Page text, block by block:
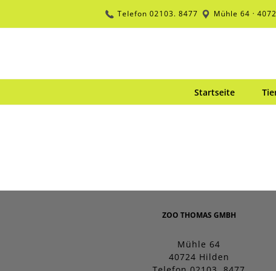
springen
Telefon 02103. 8477 Mühle 64 ·
Startseite
ZOO THOMAS GMBH
Mühle 64
40724 Hilden